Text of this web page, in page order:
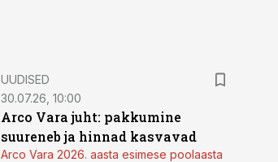
UUDISED
30.07.26, 10:00
Arco Vara juht: pakkumine
suureneb ja hinnad kasvavad
Arco Vara 2026. aasta esimese poolaasta